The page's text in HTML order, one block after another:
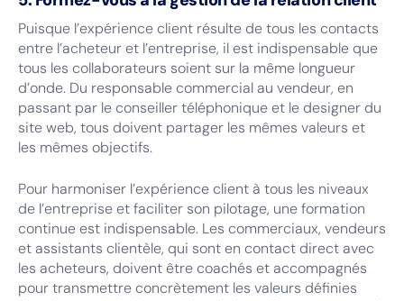
Puisque l’expérience client résulte de tous les contacts
entre l’acheteur et l’entreprise, il est indispensable que
tous les collaborateurs soient sur la même longueur
d’onde. Du responsable commercial au vendeur, en
passant par le conseiller téléphonique et le designer du
site web, tous doivent partager les mêmes valeurs et
les mêmes objectifs.
Pour harmoniser l’expérience client à tous les niveaux
de l’entreprise et faciliter son pilotage, une formation
continue est indispensable. Les commerciaux, vendeurs
et assistants clientèle, qui sont en contact direct avec
les acheteurs, doivent être coachés et accompagnés
pour transmettre concrètement les valeurs définies